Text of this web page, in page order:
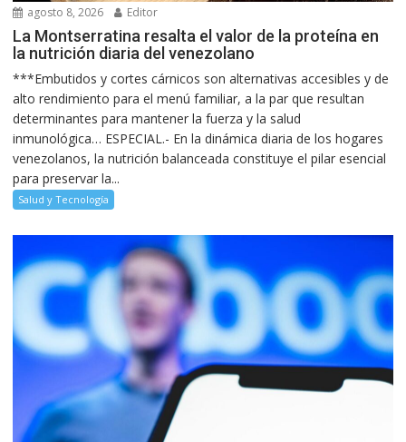
agosto 8, 2026 Editor
La Montserratina resalta el valor de la proteína en
la nutrición diaria del venezolano
***Embutidos y cortes cárnicos son alternativas accesibles y de
alto rendimiento para el menú familiar, a la par que resultan
determinantes para mantener la fuerza y la salud
inmunológica… ESPECIAL.- En la dinámica diaria de los hogares
venezolanos, la nutrición balanceada constituye el pilar esencial
para preservar la...
Salud y Tecnología